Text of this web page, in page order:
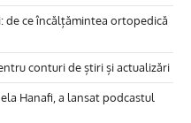
de ce încălțămintea ortopedică
conturi de știri și actualizări
Hanafi, a lansat podcastul